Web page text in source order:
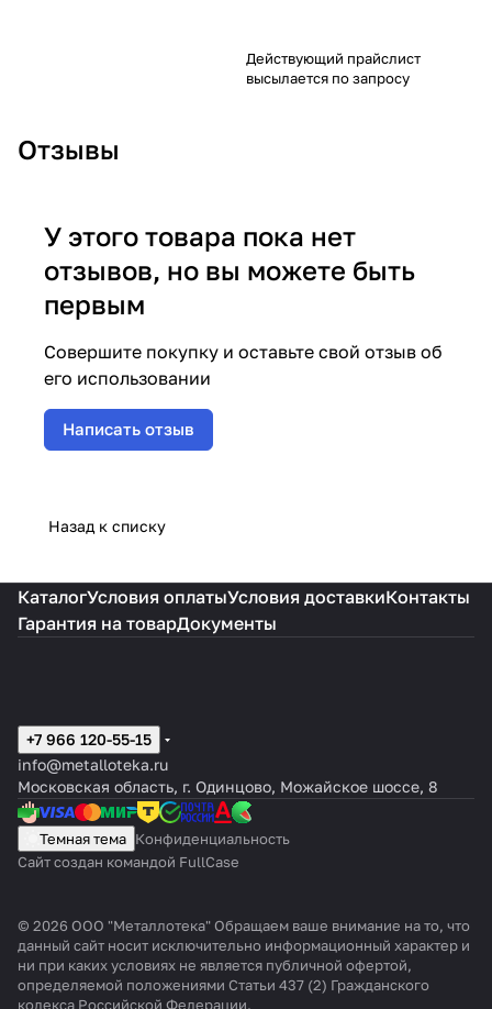
Действующий прайслист
высылается по запросу
Отзывы
У этого товара пока нет
отзывов, но вы можете быть
первым
Совершите покупку и оставьте свой отзыв об
его использовании
Написать отзыв
Назад к списку
КаталогУсловия оплатыУсловия доставкиКонтакты
Гарантия на товарДокументы
+7 966 120-55-15
info@metalloteka.ru
Московская область, г. Одинцово, Можайское шоссе, 8
Темная тема Конфиденциальность
Сайт создан командой FullCase
© 2026 ООО "Металлотека" Обращаем ваше внимание на то, что
данный сайт носит исключительно информационный характер и
ни при каких условиях не является публичной офертой,
определяемой положениями Статьи 437 (2) Гражданского
кодекса Российской Федерации.